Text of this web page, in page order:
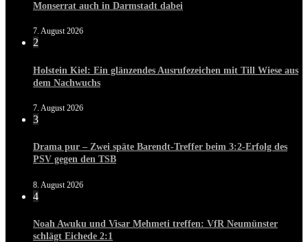
Monserrat auch in Darmstadt dabei
7. August 2026
2
Holstein Kiel: Ein glänzendes Ausrufezeichen mit Till Wiese aus
dem Nachwuchs
7. August 2026
3
Drama pur – Zwei späte Barendt-Treffer beim 3:2-Erfolg des
PSV gegen den TSB
8. August 2026
4
Noah Awuku und Visar Mehmeti treffen: VfR Neumünster
schlägt Eichede 2:1